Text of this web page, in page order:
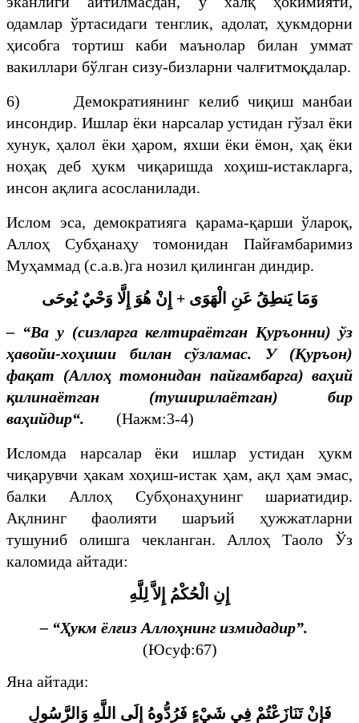
одамлар ўртасидаги тенглик, адолат, ҳукмдорни
ҳисобга тортиш каби маънолар билан уммат
вакиллари бўлган сизу-бизларни чалғитмоқдалар.
6) Демократиянинг келиб чиқиш манбаи
инсондир. Ишлар ёки нарсалар устидан гўзал ёки
хунук, ҳалол ёки ҳаром, яхши ёки ёмон, ҳақ ёки
ноҳақ деб ҳукм чиқаришда хоҳиш-истакларга,
инсон ақлига асосланилади.
Ислом эса, демократияга қарама-қарши ўлароқ,
Аллоҳ Субҳанаҳу томонидан Пайғамбаримиз
Муҳаммад (с.а.в.)га нозил қилинган диндир.
وَمَا يَنطِقُ عَنِ الْهَوَى + إِنْ هُوَ إِلَّا وَحْيٌ يُوحَى
– “Ва у (сизларга келтираётган Қуръонни) ўз
ҳавойи-хоҳиши билан сўзламас. У (Қуръон)
фақат (Аллоҳ томонидан пайғамбарга) ваҳий
қилинаётган (туширилаётган) бир
ваҳийдир“. (Нажм:3-4)
Исломда нарсалар ёки ишлар устидан ҳукм
чиқарувчи ҳакам хоҳиш-истак ҳам, ақл ҳам эмас,
балки Аллоҳ Субҳонаҳунинг шариатидир.
Ақлнинг фаолияти шаръий ҳужжатларни
тушуниб олишга чекланган. Аллоҳ Таоло Ўз
каломида айтади:
إِنِ الْحُكْمُ إِلاَّ لِلَّهِ
– “Ҳукм ёлғиз Аллоҳнинг измидадир”.
(Юсуф:67)
Яна айтади:
فَإِنْ تَنَازَعْتُمْ فِي شَيْءٍ فَرُدُّوهُ إِلَى اللَّهِ وَالرَّسُولِ